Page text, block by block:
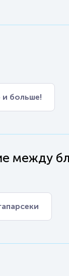
и больше!
между